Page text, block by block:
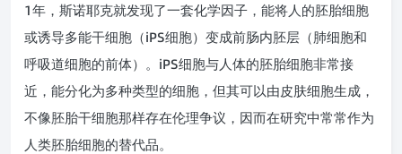
1年，斯诺耶克就发现了一套化学因子，能将人的胚胎细胞
或诱导多能干细胞（iPS细胞）变成前肠内胚层（肺细胞和
呼吸道细胞的前体）。 iPS细胞与人体的胚胎细胞非常接
近，能分化为多种类型的细胞，但其可以由皮肤细胞生成，
不像胚胎干细胞那样存在伦理争议，因而在研究中常常作为
人类胚胎细胞的替代品。